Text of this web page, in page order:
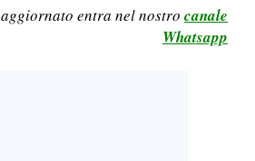
entra nel nostro canale
Whatsapp